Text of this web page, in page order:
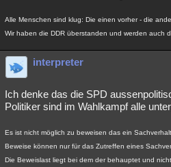
Alle Menschen sind klug: Die einen vorher - die
Wir haben die DDR überstanden und werden auch
interpreter
Ich denke das die SPD
Politiker sind im Wahlkampf alle
Es ist nicht möglich zu beweisen das ein
Beweise können nur für das Zutreffen eines
Die Beweislast liegt bei dem der behauptet und